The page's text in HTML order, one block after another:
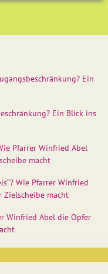
Ein
Ein Blick ins
Pfarrer Winfried Abel
macht
Wie Pfarrer Winfried
Zielscheibe macht
Winfried Abel die Opfer